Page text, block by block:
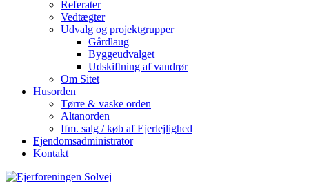
Referater
Vedtægter
Udvalg og projektgrupper
Gårdlaug
Byggeudvalget
Udskiftning af vandrør
Om Sitet
Husorden
Tørre & vaske orden
Altanorden
Ifm. salg / køb af Ejerlejlighed
Ejendomsadministrator
Kontakt